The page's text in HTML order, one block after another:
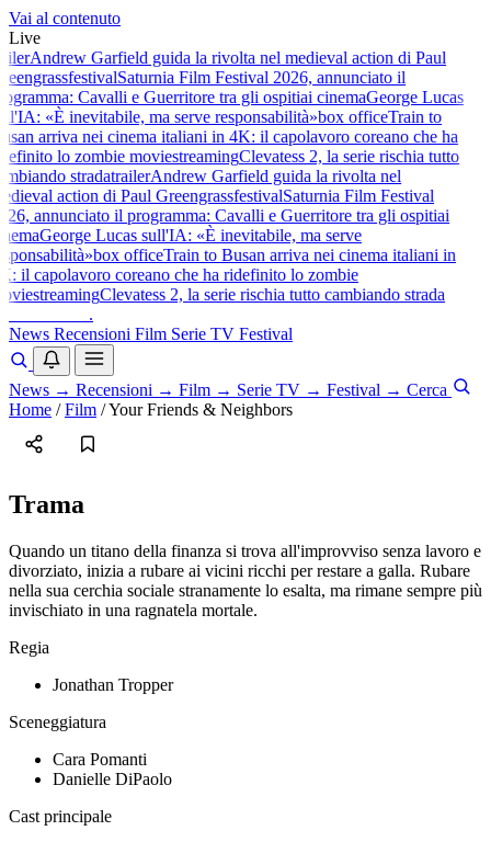
Vai al contenuto
Live
Andrew Garfield guida la rivolta nel medieval action di Paul
festivalSaturnia Film Festival 2026, annunciato il
Cavalli e Guerritore tra gli ospitiai cinemaGeorge Lucas
«È inevitabile, ma serve responsabilità»box officeTrain to
arriva nei cinema italiani in 4K: il capolavoro coreano che ha
lo zombie moviestreamingClevatess 2, la serie rischia tutto
stradatrailerAndrew Garfield guida la rivolta nel
action di Paul GreengrassfestivalSaturnia Film Festival
annunciato il programma: Cavalli e Guerritore tra gli ospitiai
George Lucas sull'IA: «È inevitabile, ma serve
box officeTrain to Busan arriva nei cinema italiani in
il capolavoro coreano che ha ridefinito lo zombie
streamingClevatess 2, la serie rischia tutto cambiando strada
.
News Recensioni Film Serie TV Festival
News → Recensioni → Film → Serie TV → Festival → Cerca
Home / Film /Your Friends & Neighbors
Trama
Quando un titano della finanza si trova all'improvviso senza lavoro e
divorziato, inizia a rubare ai vicini ricchi per restare a galla. Rubare
nella sua cerchia sociale stranamente lo esalta, ma rimane sempre più
invischiato in una ragnatela mortale.
Regia
Jonathan Tropper
Sceneggiatura
Cara Pomanti
Danielle DiPaolo
Cast principale